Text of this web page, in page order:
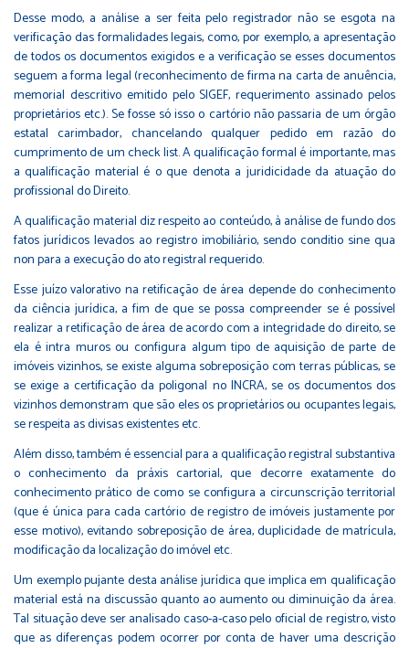
Desse modo, a análise a ser feita pelo registrador não se esgota na
verificação das formalidades legais, como, por exemplo, a apresentação
de todos os documentos exigidos e a verificação se esses documentos
seguem a forma legal (reconhecimento de firma na carta de anuência,
memorial descritivo emitido pelo SIGEF, requerimento assinado pelos
proprietários etc.). Se fosse só isso o cartório não passaria de um órgão
estatal carimbador, chancelando qualquer pedido em razão do
cumprimento de um check list. A qualificação formal é importante, mas
a qualificação material é o que denota a juridicidade da atuação do
profissional do Direito.
A qualificação material diz respeito ao conteúdo, à análise de fundo dos
fatos jurídicos levados ao registro imobiliário, sendo conditio sine qua
non para a execução do ato registral requerido.
Esse juízo valorativo na retificação de área depende do conhecimento
da ciência jurídica, a fim de que se possa compreender se é possível
realizar a retificação de área de acordo com a integridade do direito, se
ela é intra muros ou configura algum tipo de aquisição de parte de
imóveis vizinhos, se existe alguma sobreposição com terras públicas, se
se exige a certificação da poligonal no INCRA, se os documentos dos
vizinhos demonstram que são eles os proprietários ou ocupantes legais,
se respeita as divisas existentes etc.
Além disso, também é essencial para a qualificação registral substantiva
o conhecimento da práxis cartorial, que decorre exatamente do
conhecimento prático de como se configura a circunscrição territorial
(que é única para cada cartório de registro de imóveis justamente por
esse motivo), evitando sobreposição de área, duplicidade de matrícula,
modificação da localização do imóvel etc.
Um exemplo pujante desta análise jurídica que implica em qualificação
material está na discussão quanto ao aumento ou diminuição da área.
Tal situação deve ser analisado caso-a-caso pelo oficial de registro, visto
que as diferenças podem ocorrer por conta de haver uma descrição